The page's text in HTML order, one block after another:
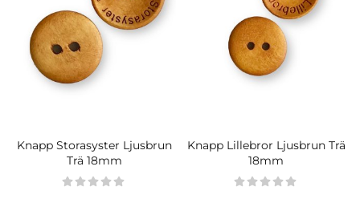
Knapp Storasyster Ljusbrun
Trä 18mm
Knapp Lillebror Ljusbrun Trä
18mm